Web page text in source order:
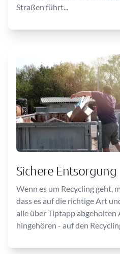
Straßen führt...
Sichere Entsorgung
Wenn es um Recycling geht,
dass es auf die richtige Art
alle über Tiptapp abgeholten
hingehören - auf den